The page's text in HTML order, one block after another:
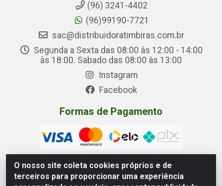
O nosso site coleta cookies próprios e de
terceiros para proporcionar uma experiência
(96) 3241-4402
(96)99190-7721
sac@distribuidoratimbiras.com.br
Segunda a Sexta das 08:00 às 12:00 - 14:00
às 18:00. Sabado das 08:00 às 13:00
Instagram
Facebook
Formas de Pagamento
Distribuidora Timbiras - Rua Manoel Eudóxio Pereira,